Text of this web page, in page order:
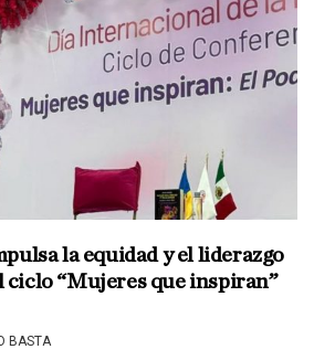
la equidad y el liderazgo
ciclo “Mujeres que inspiran”
BASTA